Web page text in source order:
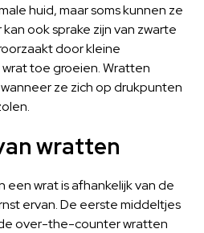
huid, maar soms kunnen ze
ook sprake zijn van zwarte
door kleine
toe groeien. Wratten
ze zich op drukpunten
wratten
een wrat is afhankelijk van de
ervan. De eerste middeltjes
over-the-counter wratten